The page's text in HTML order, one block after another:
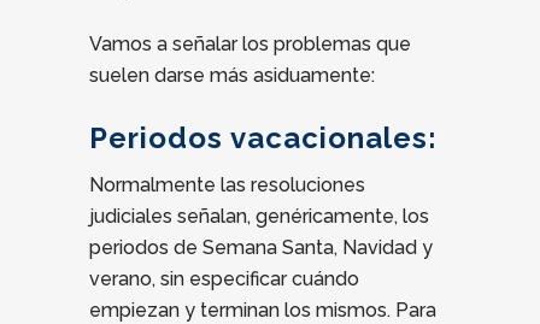
Vamos a señalar los problemas que
suelen darse más asiduamente:
Periodos vacacionales:
Normalmente las resoluciones
judiciales señalan, genéricamente, los
periodos de Semana Santa, Navidad y
verano, sin especificar cuándo
empiezan y terminan los mismos. Para